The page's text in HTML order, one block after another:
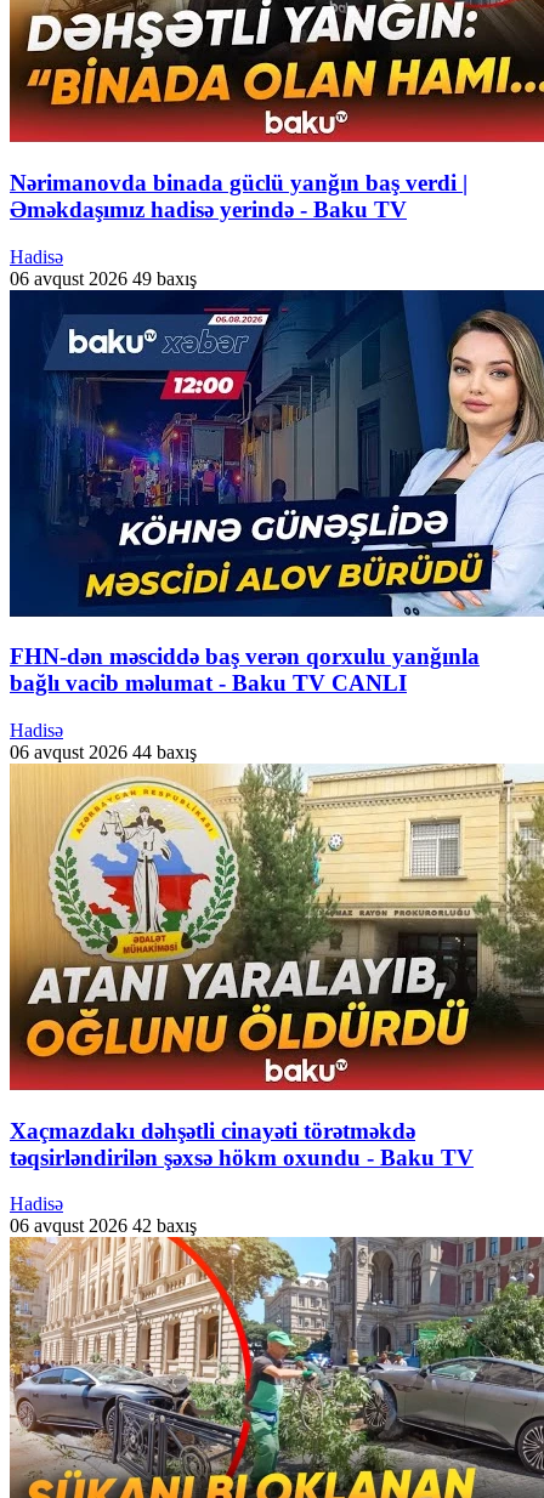
Nərimanovda binada güclü yanğın baş verdi |
Əməkdaşımız hadisə yerində - Baku TV
Hadisə
06 avqust 2026 49 baxış
FHN-dən məsciddə baş verən qorxulu yanğınla
bağlı vacib məlumat - Baku TV CANLI
Hadisə
06 avqust 2026 44 baxış
Xaçmazdakı dəhşətli cinayəti törətməkdə
təqsirləndirilən şəxsə hökm oxundu - Baku TV
Hadisə
06 avqust 2026 42 baxış